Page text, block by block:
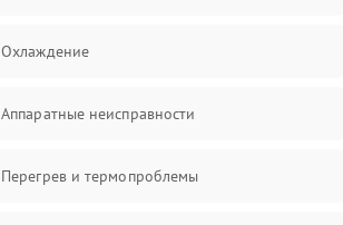
Охлаждение
Аппаратные неисправности
Перегрев и термопроблемы